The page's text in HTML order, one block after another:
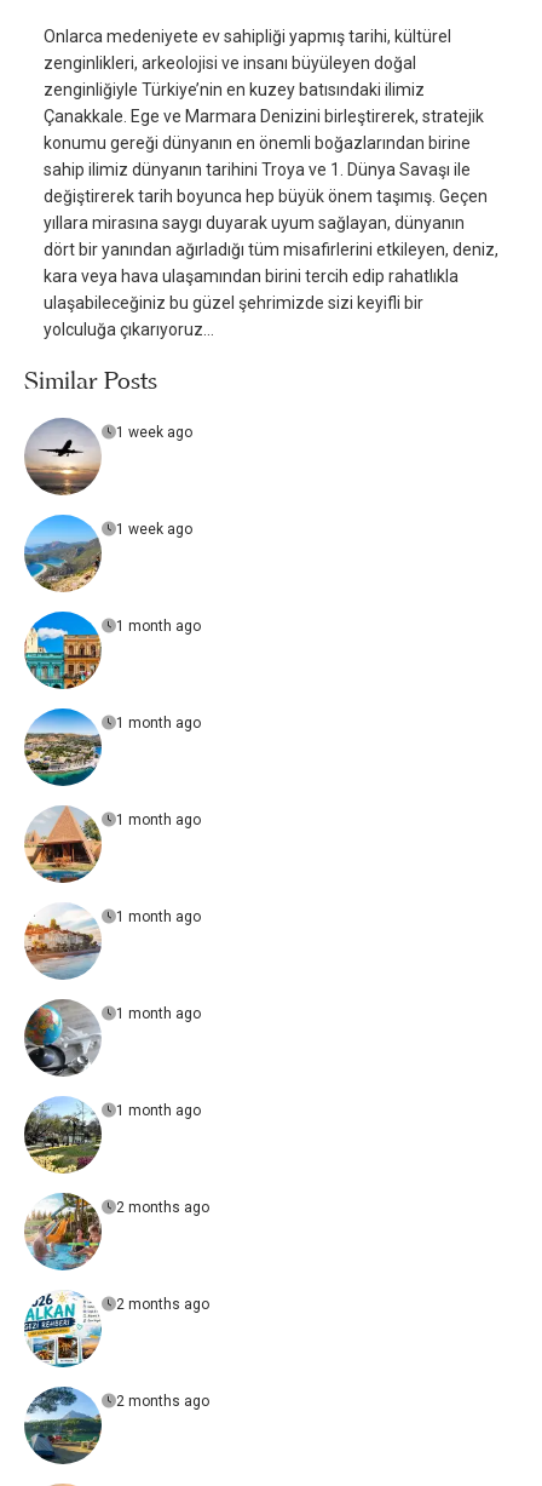
Onlarca medeniyete ev sahipliği yapmış tarihi, kültürel
zenginlikleri, arkeolojisi ve insanı büyüleyen doğal
zenginliğiyle Türkiye’nin en kuzey batısındaki ilimiz
Çanakkale. Ege ve Marmara Denizini birleştirerek, stratejik
konumu gereği dünyanın en önemli boğazlarından birine
sahip ilimiz dünyanın tarihini Troya ve 1. Dünya Savaşı ile
değiştirerek tarih boyunca hep büyük önem taşımış. Geçen
yıllara mirasına saygı duyarak uyum sağlayan, dünyanın
dört bir yanından ağırladığı tüm misafirlerini etkileyen, deniz,
kara veya hava ulaşamından birini tercih edip rahatlıkla
ulaşabileceğiniz bu güzel şehrimizde sizi keyifli bir
yolculuğa çıkarıyoruz…
Similar Posts
1 week ago
1 week ago
1 month ago
1 month ago
1 month ago
1 month ago
1 month ago
1 month ago
2 months ago
2 months ago
2 months ago